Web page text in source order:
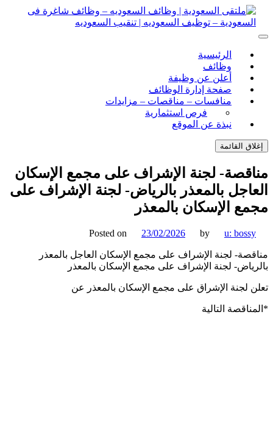
– توظيف السعوديه | تنقيب السعوديه
السعوديه | تنقيب السعوديه
الرئيسية
وظائف
أعلن عن وظيفة
صفحة إدارة الوظائف
منافسات – مناقصات – مزايدات
فرص استثمارية
نبذة عن الموقع
القائمة
لجنة الإشراف على مجمع الإسكان
بالمعذر بالرياض- لجنة الإشراف على
الإسكان بالمعذر
Posted on 23/02/2026 by u:
لجنة الإشراف على مجمع الإسكان العاجل بالمعذر
لجنة الإشراف على مجمع الإسكان بالمعذر
لجنة الإشراق على مجمع الإسكان بالمعذر عن
التالية